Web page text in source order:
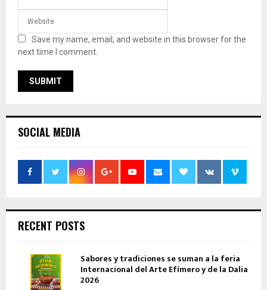
Save my name, email, and website in this browser for the
next time I comment.
SOCIAL MEDIA
RECENT POSTS
Sabores y tradiciones se suman a la feria
Internacional del Arte Efímero y de la Dalia
2026